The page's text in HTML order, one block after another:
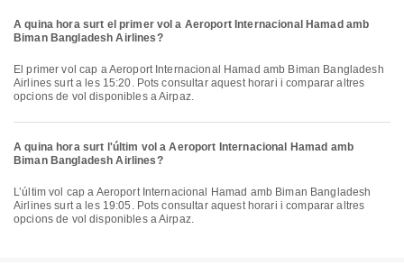
A quina hora surt el primer vol a Aeroport Internacional Hamad amb
Biman Bangladesh Airlines?
El primer vol cap a Aeroport Internacional Hamad amb Biman Bangladesh
Airlines surt a les 15:20. Pots consultar aquest horari i comparar altres
opcions de vol disponibles a Airpaz.
A quina hora surt l'últim vol a Aeroport Internacional Hamad amb
Biman Bangladesh Airlines?
L’últim vol cap a Aeroport Internacional Hamad amb Biman Bangladesh
Airlines surt a les 19:05. Pots consultar aquest horari i comparar altres
opcions de vol disponibles a Airpaz.